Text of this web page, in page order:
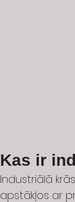
Kas ir
Industriālā
apstākļos ar